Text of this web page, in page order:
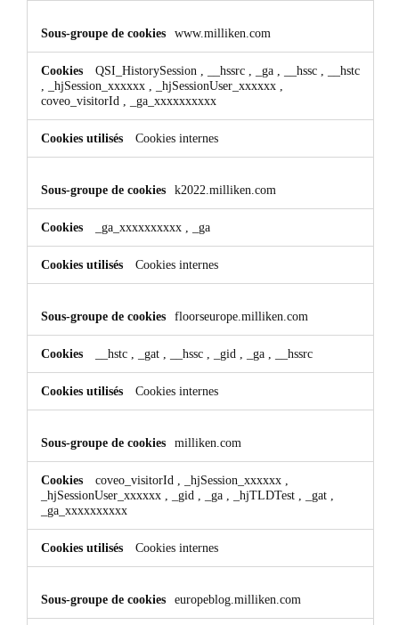
www.milliken.com
QSI_HistorySession __hssrc _ga __hssc
__hstc
_hjSession_xxxxxx _hjSessionUser_xxxxxx
coveo_visitorId
_ga_xxxxxxxxxx
Cookies internes
k2022.milliken.com
_ga_xxxxxxxxxx _ga
Cookies internes
floorseurope.milliken.com
__hstc _gat __hssc _gid _ga __hssrc
Cookies internes
milliken.com
coveo_visitorId _hjSession_xxxxxx
_hjSessionUser_xxxxxx
_gid _ga _hjTLDTest _gat
_ga_xxxxxxxxxx
Cookies internes
europeblog.milliken.com